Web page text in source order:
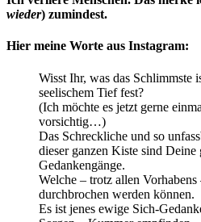
wieder) zumindest.
Hier meine Worte aus Instagram:
Wisst Ihr, was das Schlimmste
seelischem Tief fest?
(Ich möchte es jetzt gerne
vorsichtig…)
Das Schreckliche und so
dieser ganzen Kiste sind Deine
Gedankengänge.
Welche – trotz allen
durchbrochen werden können.
Es ist jenes ewige Sich-